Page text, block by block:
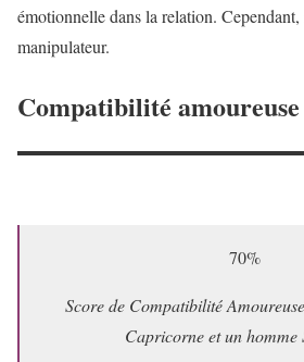
émotionnelle dans la relation.
manipulateur.
Compatibilité amoureuse
70%
Score de Compatibilité
Capricorne et un homme